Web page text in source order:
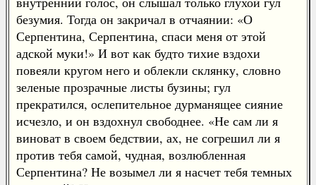
безумия. Тогда он закричал в отчаянии: «О
Серпентина, Серпентина, спаси меня от этой
адской муки!» И вот как будто тихие вздохи
повеяли кругом него и облекли склянку, словно
зеленые прозрачные листы бузины; гул
прекратился, ослепительное дурманящее сияние
исчезло, и он вздохнул свободнее. «Не сам ли я
виноват в своем бедствии, ах, не согрешил ли я
против тебя самой, чудная, возлюбленная
Серпентина? Не возымел ли я насчет тебя темных